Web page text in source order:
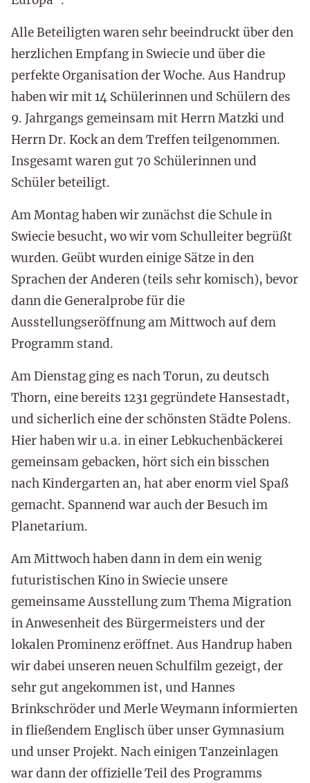
Alle Beteiligten waren sehr beeindruckt über den
herzlichen Empfang in Swiecie und über die
perfekte Organisation der Woche. Aus Handrup
haben wir mit 14 Schülerinnen und Schülern des
9. Jahrgangs gemeinsam mit Herrn Matzki und
Herrn Dr. Kock an dem Treffen teilgenommen.
Insgesamt waren gut 70 Schülerinnen und
Schüler beteiligt.
Am Montag haben wir zunächst die Schule in
Swiecie besucht, wo wir vom Schulleiter begrüßt
wurden. Geübt wurden einige Sätze in den
Sprachen der Anderen (teils sehr komisch), bevor
dann die Generalprobe für die
Ausstellungseröffnung am Mittwoch auf dem
Programm stand.
Am Dienstag ging es nach Torun, zu deutsch
Thorn, eine bereits 1231 gegründete Hansestadt,
und sicherlich eine der schönsten Städte Polens.
Hier haben wir u.a. in einer Lebkuchenbäckerei
gemeinsam gebacken, hört sich ein bisschen
nach Kindergarten an, hat aber enorm viel Spaß
gemacht. Spannend war auch der Besuch im
Planetarium.
Am Mittwoch haben dann in dem ein wenig
futuristischen Kino in Swiecie unsere
gemeinsame Ausstellung zum Thema Migration
in Anwesenheit des Bürgermeisters und der
lokalen Prominenz eröffnet. Aus Handrup haben
wir dabei unseren neuen Schulfilm gezeigt, der
sehr gut angekommen ist, und Hannes
Brinkschröder und Merle Weymann informierten
in fließendem Englisch über unser Gymnasium
und unser Projekt. Nach einigen Tanzeinlagen
war dann der offizielle Teil des Programms